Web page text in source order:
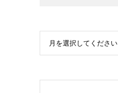
月を選択してください